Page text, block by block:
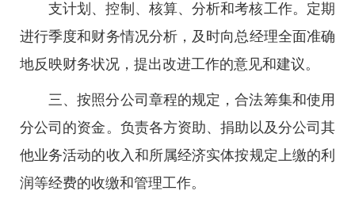
支计划、控制、核算、分析和考核工作。定期
进行季度和财务情况分析，及时向总经理全面准确
地反映财务状况，提出改进工作的意见和建议。
三、按照分公司章程的规定，合法筹集和使用
分公司的资金。负责各方资助、捐助以及分公司其
他业务活动的收入和所属经济实体按规定上缴的利
润等经费的收缴和管理工作。